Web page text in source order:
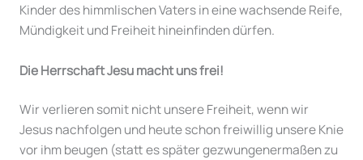
Kinder des himmlischen Vaters in eine wachsende Reife,
Mündigkeit und Freiheit hineinfinden dürfen.
Die Herrschaft Jesu macht uns frei!
Wir verlieren somit nicht unsere Freiheit, wenn wir
Jesus nachfolgen und heute schon freiwillig unsere Knie
vor ihm beugen (statt es später gezwungenermaßen zu